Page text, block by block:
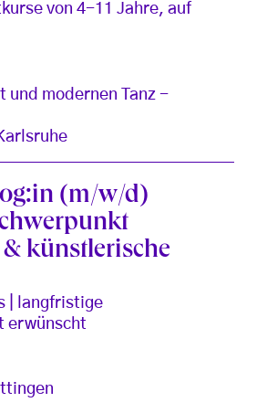
von 4-11 Jahre, auf
und modernen Tanz -
(m/w/d)
künstlerische
| langfristige
erwünscht